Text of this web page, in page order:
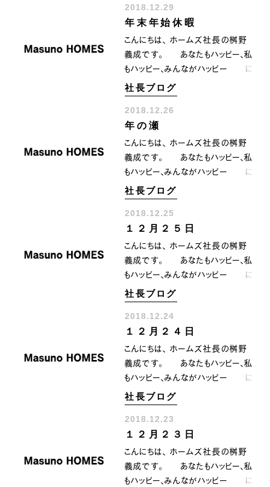
COMPANY
会社紹介
スタッフ紹介
採用情報
お客様の声
よくある質問
0120-930-493
カタログ請求
０１８年も本日まで 明日からは２
０１９年のスタートです。 ２０１８
年、沢山の出逢いがあり感動を頂きま
した。 全てに感謝を申し上げまし
て ２０１８年を締めくくらせて頂
きたいと思います。 今年も一
年ありがとうございました。 きたる
２０１９年もどうぞよろしくお願い致し
ます。 では、みなさん 良い
お年をお迎えくださいませ。 感
謝〜 ありがとう〜〜 ３
９〜〜〜‼️^_^
2018.12.29
年末年始休暇
こんにちは、 ホームズ社長の桝野
義成です。 あなたもハッピー、私
もハッピー、みんながハッピー に
なるために共に顔晴りましょう。
１２月２９日 土曜日という事で
昨日で仕事納めで今日からお休
みの方も 多いことだろうと思いま
す。 マスノホームズbも本日より
年末年始の休暇に入らせて頂
いています。 で、本日は片付けや
掃除 お正月を迎える準備といっ
たところでしょうか？ ちょっと
冷え込んでいますので 風邪
など引かないように気をつけて ２
０１９年を迎えれるように 体
調管理に気をつけていきましょう
ね〜‼️^_^
社長ブログ
2018.12.26
年の瀬
こんにちは、 ホームズ社長の桝野
義成です。 あなたもハッピー、私
もハッピー、みんながハッピー に
なるために共に顔晴りましょう。
クリスマスも終わり 2018年も残
り日数が秒読みとなってきましたね。
そして年の瀬らしi空気が漂い
何もなくても気忙しい そんな
感じの本日ですが 残りの2018
年を悔いを残さないように 走り
切って行きましょうね〜‼️^_^
社長ブログ
2018.12.25
１２月２５日
こんにちは、 ホームズ社長の桝野
義成です。 あなたもハッピー、私
もハッピー、みんながハッピー に
なるために共に顔晴りましょう。
１２月２５日 ということで、、
みなさま Merry
Christmasです〜‼️ 聖なる
夜なので 本日は静かに
少し物想いに耽りたいと想います〜
(^_^) ではでは、、 どなた
様にも楽しい Christmas nightで
ありますように〜‼️
社長ブログ
2018.12.24
１２月２４日
こんにちは、 ホームズ社長の桝野
義成です。 あなたもハッピー、私
もハッピー、みんながハッピー に
なるために共に顔晴りましょう。
本日は 宝山寺さん石切
神社さんへ 年末のこの時
一年のお礼を込めてこちらの場所
へ 見晴らしも良く心身ともに癒
されます〜^_^ １２月２４日
今日はクリスマスイブ ど
社長ブログ
2018.12.23
１２月２３日
こんにちは、 ホームズ社長の桝野
義成です。 あなたもハッピー、私
もハッピー、みんながハッピー に